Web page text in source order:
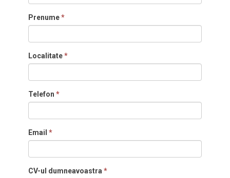
Prenume*
Localitate*
Telefon *
Email *
CV-ul dumneavoastra *